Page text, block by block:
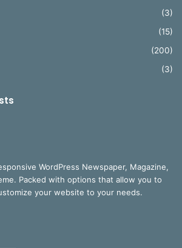
(3)
(15)
(200)
(3)
WordPress Newspaper, Magazine,
Packed with options that allow you to
your website to your needs.